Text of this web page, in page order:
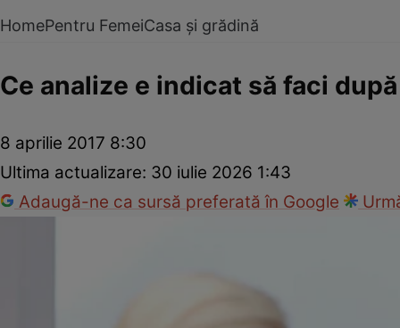
HomePentru FemeiCasa și grădină
Ce analize e indicat să faci
8 aprilie 2017 8:30
Ultima actualizare: 30 iulie 2026 1:43
Adaugă-ne ca sursă preferată în Google